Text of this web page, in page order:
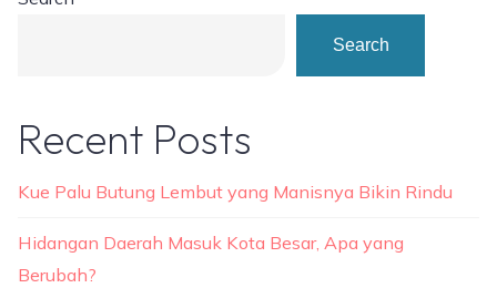
Search
Recent Posts
Kue Palu Butung Lembut yang Manisnya Bikin Rindu
Hidangan Daerah Masuk Kota Besar, Apa yang
Berubah?